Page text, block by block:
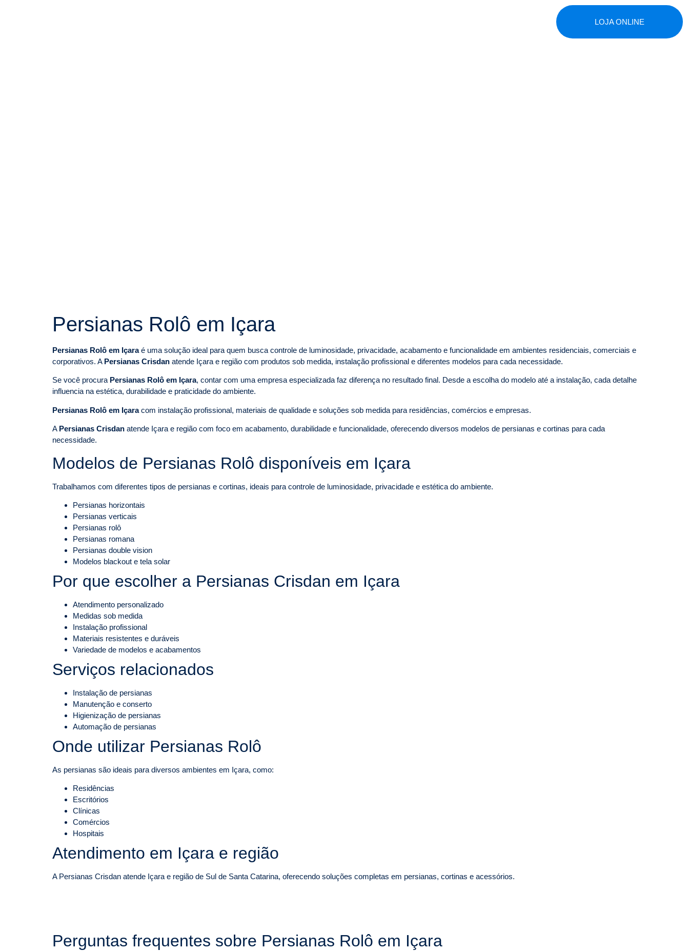
LOJA ONLINE
Persianas Rolô em Içara
Persianas Rolô em Içaraé uma solução ideal para quem busca controle de luminosidade, privacidade, acabamento e funcionalidade em ambientes residenciais, comerciais e
corporativos. A Persianas Crisdan atende Içara e região com produtos sob medida, instalação profissional e diferentes modelos para cada necessidade.
Se você procura Persianas Rolô em Içara, contar com uma empresa especializada faz diferença no resultado final. Desde a escolha do modelo até a instalação, cada detalhe
influencia na estética, durabilidade e praticidade do ambiente.
Persianas Rolô em Içaracom instalação profissional, materiais de qualidade e soluções sob medida para residências, comércios e empresas.
A Persianas Crisdan atende Içara e região com foco em acabamento, durabilidade e funcionalidade, oferecendo diversos modelos de persianas e cortinas para cada
necessidade.
Modelos de Persianas Rolô disponíveis em Içara
Trabalhamos com diferentes tipos de persianas e cortinas, ideais para controle de luminosidade, privacidade e estética do ambiente.
Persianas horizontais
Persianas verticais
Persianas rolô
Persianas romana
Persianas double vision
Modelos blackout e tela solar
Por que escolher a Persianas Crisdan em Içara
Atendimento personalizado
Medidas sob medida
Instalação profissional
Materiais resistentes e duráveis
Variedade de modelos e acabamentos
Serviços relacionados
Instalação de persianas
Manutenção e conserto
Higienização de persianas
Automação de persianas
Onde utilizar Persianas Rolô
As persianas são ideais para diversos ambientes em Içara, como:
Residências
Escritórios
Clínicas
Comércios
Hospitais
Atendimento em Içara e região
A Persianas Crisdan atende Içara e região de Sul de Santa Catarina, oferecendo soluções completas em persianas, cortinas e acessórios.
Perguntas frequentes sobre Persianas Rolô em Içara